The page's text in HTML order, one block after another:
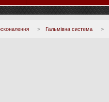
> Гальмівна система >